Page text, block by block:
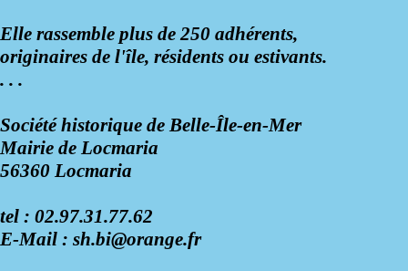
Elle rassemble plus de 250 adhérents,
originaires de l'île, résidents ou estivants.
. . .
Société historique de Belle-Île-en-Mer
Mairie de Locmaria
56360 Locmaria
tel : 02.97.31.77.62
E-Mail : sh.bi@orange.fr